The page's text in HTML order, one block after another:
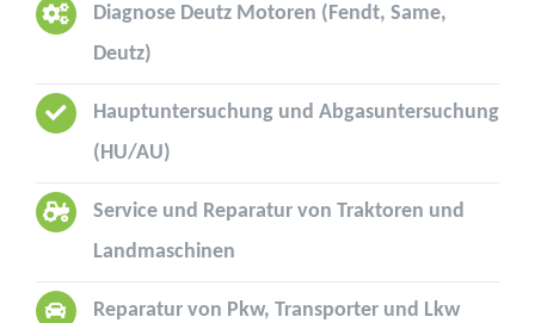
Diagnose Deutz Motoren (Fendt, Same,
Deutz)
Hauptuntersuchung und Abgasuntersuchung
(HU/AU)
Service und Reparatur von Traktoren und
Landmaschinen
Reparatur von Pkw, Transporter und Lkw